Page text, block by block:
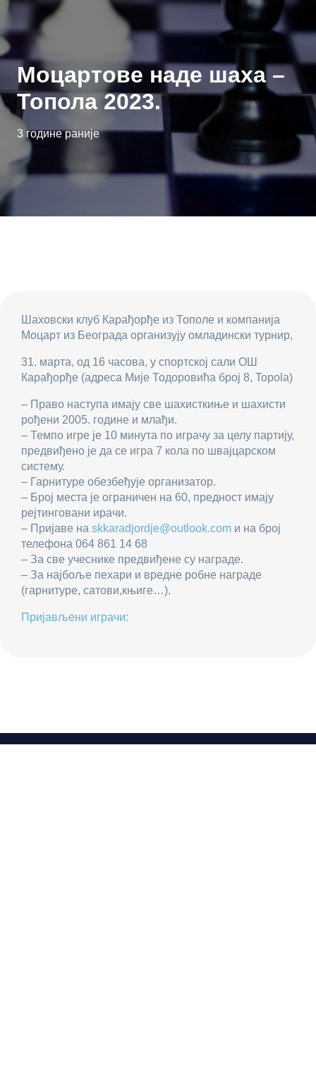
Моцартове надe шаха –
Топола 2023.
3 године раније
Шаховски клуб Карађорђе из Тополе и компанија
Моцарт из Београда организују омладински турнир,
31. марта, од 16 часова, у спортској сали ОШ
Карађорђе (адреса Мије Тодоровића број 8, Topola)
– Право наступа имају све шахисткиње и шахисти
рођени 2005. године и млађи.
– Темпо игре је 10 минута по играчу за целу партију,
предвиђено је да се игра 7 кола по швајцарском
систему.
– Гарнитуре обезбеђује организатор.
– Број места је ограничен на 60, предност имају
рејтинговани ирачи.
– Пријаве на skkaradjordje@outlook.com и на број
телефона 064 861 14 68
– За све учеснике предвиђене су награде.
– За најбоље пехари и вредне робне награде
(гарнитуре, сатови,књиге…).
Пријављени играчи: